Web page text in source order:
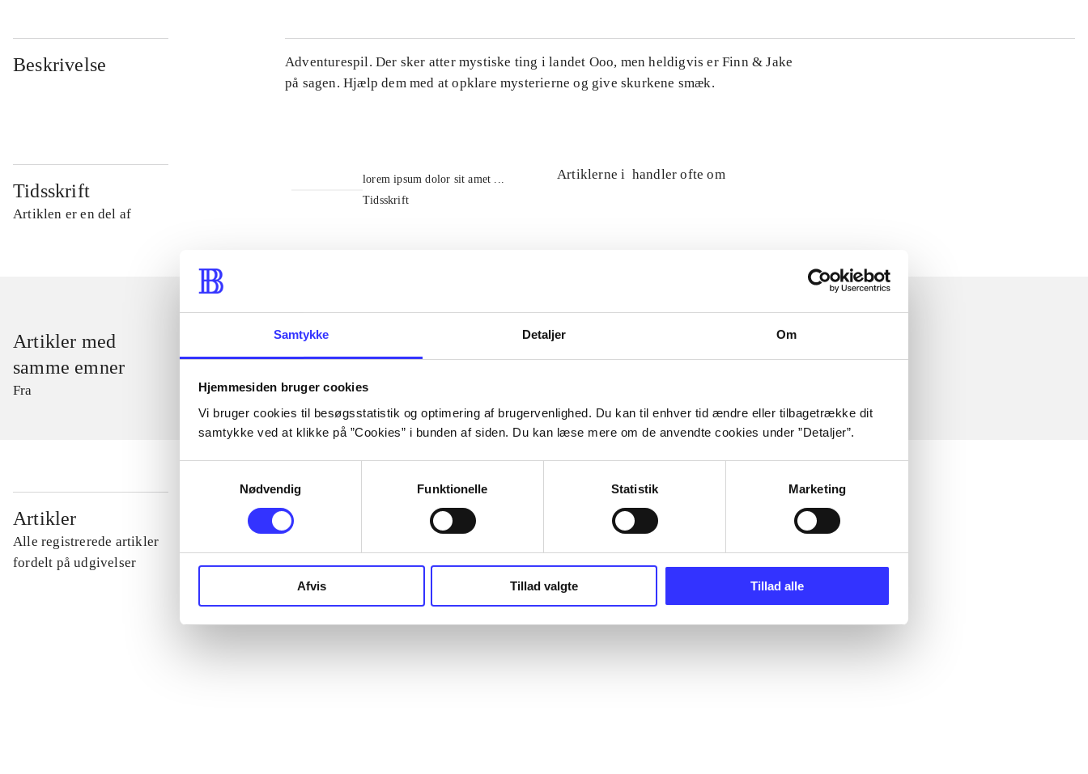
Samtykke Detaljer Om
Hjemmesiden bruger cookies
Vi bruger cookies til besøgsstatistik og optimering af brugervenlighed. Du kan til enhver tid ændre eller tilbagetrække dit
samtykke ved at klikke på ”Cookies” i bunden af siden. Du kan læse mere om de anvendte cookies under ”Detaljer”.
Nødvendig
Funktionelle Statistik Marketing
Afvis Tillad valgte Tillad alle
Beskrivelse
Adventurespil. Der sker atter mystiske ting i landet Ooo, men heldigvis er Finn & Jake
på sagen. Hjælp dem med at opklare mysterierne og give skurkene smæk.
Tidsskrift
Artiklen er en del af
lorem ipsum dolor sit amet ...
Tidsskrift
Artiklerne i handler ofte om
Artikler med
samme emner
Fra
Artikler
Alle registrerede artikler
fordelt på udgivelser
...